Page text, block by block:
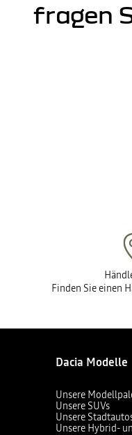
fragen
Finden Sie einen
Dacia Modelle
Unsere
Unsere SUVs
Unsere
Unsere Hybrid-